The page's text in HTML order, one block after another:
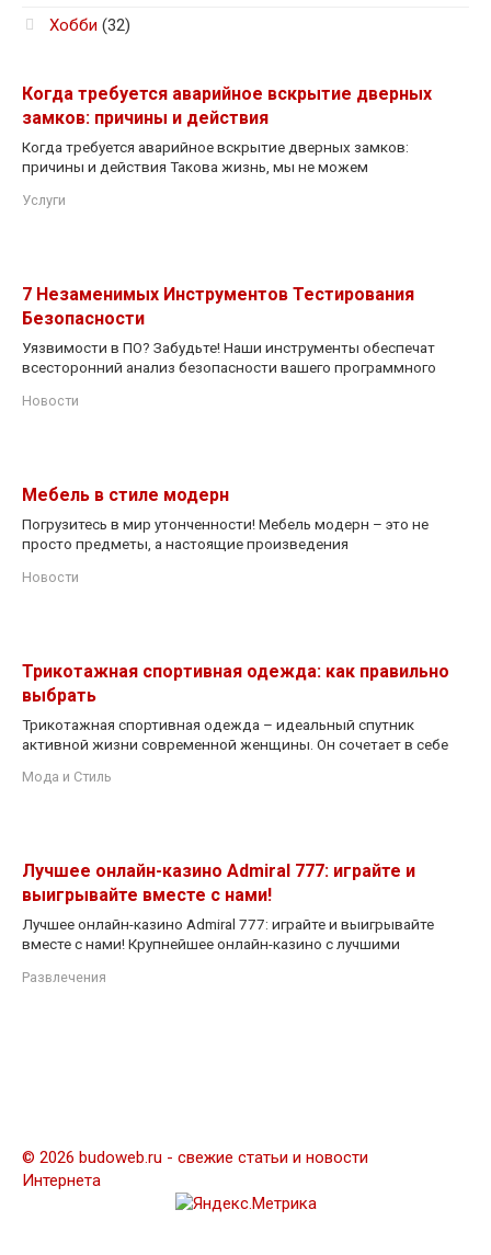
Хобби (32)
Когда требуется аварийное вскрытие дверных
замков: причины и действия
Когда требуется аварийное вскрытие дверных замков:
причины и действия Такова жизнь, мы не можем
Услуги
7 Незаменимых Инструментов Тестирования
Безопасности
Уязвимости в ПО? Забудьте! Наши инструменты обеспечат
всесторонний анализ безопасности вашего программного
Новости
Мебель в стиле модерн
Погрузитесь в мир утонченности! Мебель модерн – это не
просто предметы, а настоящие произведения
Новости
Трикотажная спортивная одежда: как правильно
выбрать
Трикотажная спортивная одежда – идеальный спутник
активной жизни современной женщины. Он сочетает в себе
Мода и Стиль
Лучшее онлайн-казино Admiral 777: играйте и
выигрывайте вместе с нами!
Лучшее онлайн-казино Admiral 777: играйте и выигрывайте
вместе с нами! Крупнейшее онлайн-казино с лучшими
Развлечения
© 2026 budoweb.ru - свежие статьи и новости
Интернета